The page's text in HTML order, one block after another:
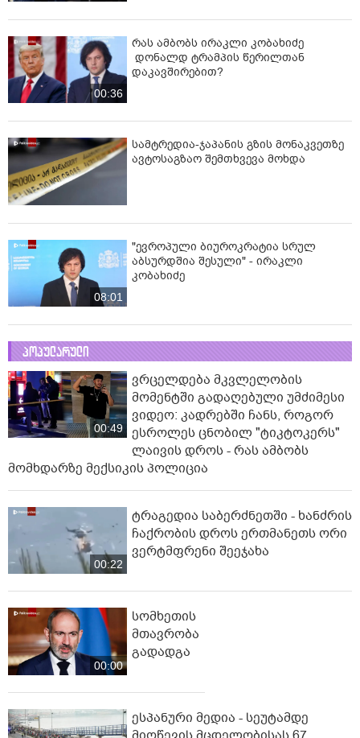
00:36
რას ამბობს ირაკლი კობახიძე
დონალდ ტრამპის წერილთან
დაკავშირებით?
სამტრედია-ჯაპანის გზის მონაკვეთზე
ავტოსაგზაო შემთხვევა მოხდა
08:01
"ევროპული ბიუროკრატია სრულ
აბსურდშია შესული" - ირაკლი
კობახიძე
პოპულარული
00:49
ვრცელდება მკვლელობის
მომენტში გადაღებული უმძიმესი
ვიდეო: კადრებში ჩანს, როგორ
ესროლეს ცნობილ "ტიკტოკერს"
ლაივის დროს - რას ამბობს
მომხდარზე მექსიკის პოლიცია
00:22
ტრაგედია საბერძნეთში - ხანძრის
ჩაქრობის დროს ერთმანეთს ორი
ვერტმფრენი შეეჯახა
00:00
სომხეთის
მთავრობა
გადადგა
ესპანური მედია - სეუტამდე